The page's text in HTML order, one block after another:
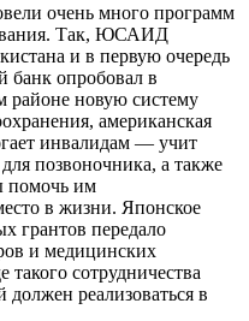
очень много программ
Так, ЮСАИД
и в первую очередь
банк опробовал в
районе новую систему
американская
инвалидам — учит
позвоночника, а также
помочь им
в жизни. Японское
грантов передало
и медицинских
сотрудничества
реализоваться в